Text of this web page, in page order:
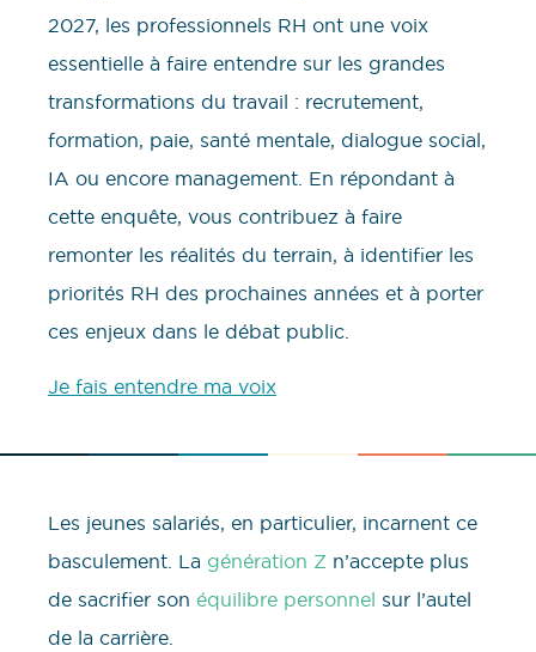
2027, les professionnels RH ont une voix
essentielle à faire entendre sur les grandes
transformations du travail : recrutement,
formation, paie, santé mentale, dialogue social,
IA ou encore management. En répondant à
cette enquête, vous contribuez à faire
remonter les réalités du terrain, à identifier les
priorités RH des prochaines années et à porter
ces enjeux dans le débat public.
Je fais entendre ma voix
Les jeunes salariés, en particulier, incarnent ce
basculement. La génération Z n’accepte plus
de sacrifier son équilibre personnel sur l’autel
de la carrière.